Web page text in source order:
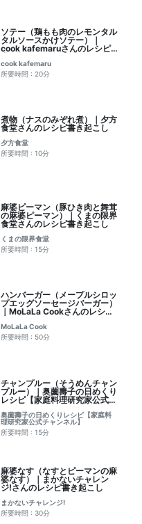
ソテー（鶏もも肉のレモンタル
タルソースかけソテー）｜
cook kafemaruさんのレシピ
書き起こし
cook kafemaru
所要時間 : 20分
煮物（ナスのみぞれ煮）｜夕方
食堂さんのレシピ書き起こし
夕方食堂
所要時間 : 10分
麻婆ピーマン（豚ひき肉と舞茸
の麻婆ピーマン）｜くまの限界
食堂さんのレシピ書き起こし
くまの限界食堂
所要時間 : 15分
ハンバーガー（メープルシロッ
プエッグソーセージバーガー）
｜MoLaLa Cookさんのレシピ
MoLaLa Cook
所要時間 : 50分
チャンプルー（そうめんチャン
プルー）｜奥薗壽子の日めくり
レシピ【家庭料理研究家公式チ
こし
奥薗壽子の日めくりレシピ【家庭料
理研究家公式チャンネル】
所要時間 : 15分
麻婆なす（なすとピーマンの麻
婆なす）｜まかないチャレン
ジ!さんのレシピ書き起こし
まかないチャレンジ!
所要時間 : 30分